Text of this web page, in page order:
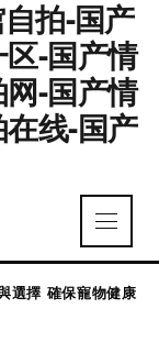
拍-国产
-国产情
-国产情
线-国产
選擇 確保寵物健康